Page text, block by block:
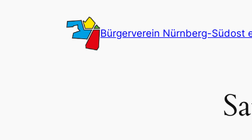
Bürgerverein Nürnberg-Südost